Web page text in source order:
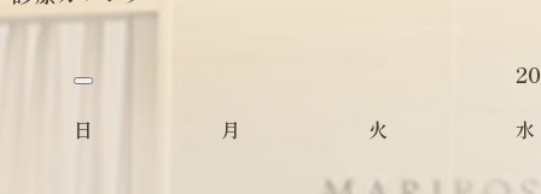
日 月 火 水